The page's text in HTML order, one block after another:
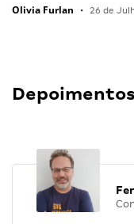
Olivia Furlan • 26 de